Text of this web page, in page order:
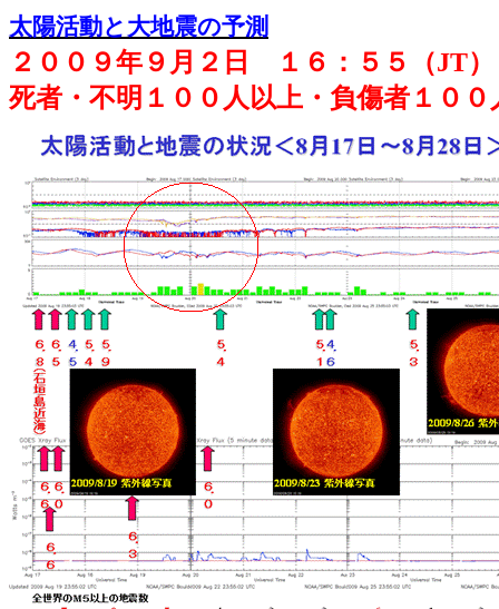
太陽活動と大地震の予測
２００９年９月２日 １６：５５（JT
死者・不明１００人以上・負傷者１００